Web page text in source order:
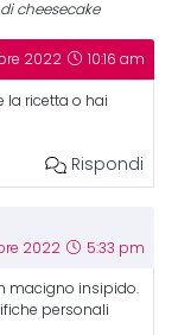
cheesecake
2022 10:16 am
la ricetta o hai
Rispondi
2022 5:33 pm
macigno insipido.
personali